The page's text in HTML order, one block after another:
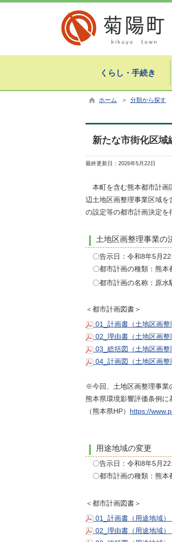
くらし・手続き
ホーム ＞ 分類から探す
新たな市街化区域
最終更新日： 2026年5月22日
本町を含む熊本都市計画
辺土地区画整理事業区域
の設定等の都市計画決定を
土地区画整理事業の
〇告示日：令和8年5月22
〇都市計画の種類：熊本
〇都市計画の名称：原水
＜都市計画図書＞
01_計画書（土地区画
02_理由書（土地区画
03_総括図（土地区画
04_計画図（土地区画
※今回、土地区画整理事業
熊本県環境影響評価条例に
（熊本県HP） https://
用途地域の変更
〇告示日：令和8年5月22
〇都市計画の種類：熊本
＜都市計画図書＞
01_計画書（用途地域
02_理由書（用途地域